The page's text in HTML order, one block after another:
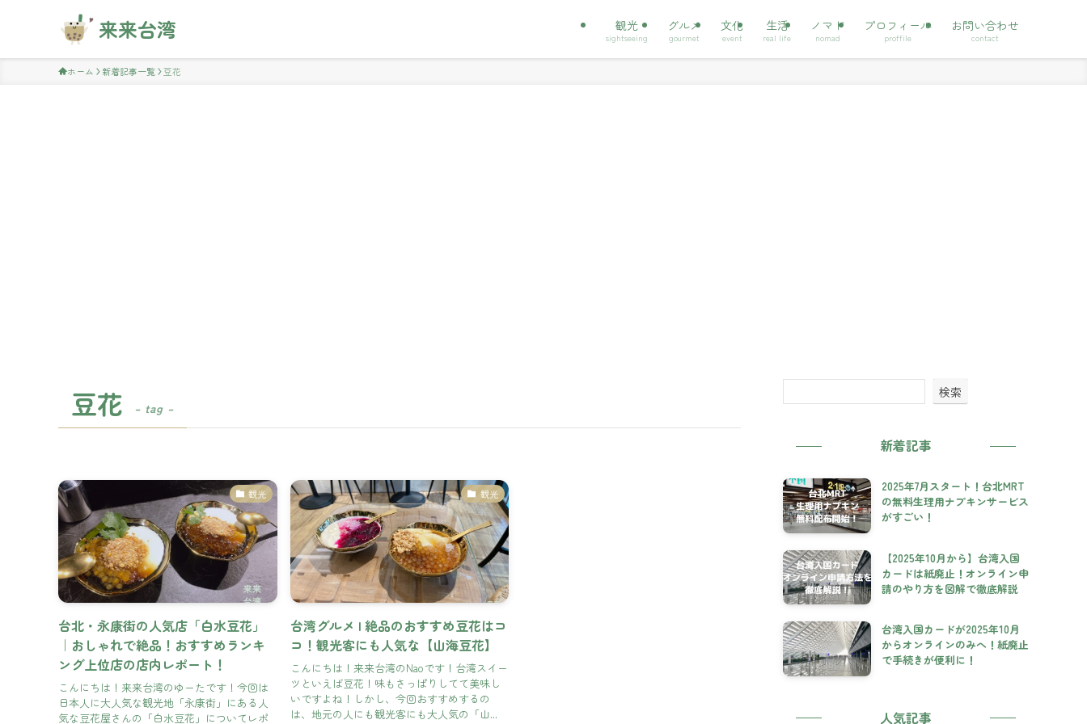
来来台湾 観光
sightseeing
グルメ
gourmet
文化
event
生活
real life
ノマド
nomad
プロフィール
proffile
お問い合わせ
contact
ホーム 新着記事一覧 豆花
豆花 – tag –
観光
台北・永康街の人気店「白水豆花」
｜おしゃれで絶品！おすすめランキ
ング上位店の店内レポート！
こんにちは！来来台湾のゆーたです！今回は
日本人に大人気な観光地「永康街」にある人
気な豆花屋さんの「白水豆花」についてレポ
観光
台湾グルメ | 絶品のおすすめ豆花はコ
コ！観光客にも人気な【山海豆花】
こんにちは！来来台湾のNaoです！台湾スイー
ツといえば豆花！味もさっぱりしてて美味し
いですよね！しかし、今回おすすめするの
は、地元の人にも観光客にも大人気の「山...
検索
新着記事
2025年7月スタート！台北MRT
の無料生理用ナプキンサービス
がすごい！
【2025年10月から】台湾入国
カードは紙廃止！オンライン申
請のやり方を図解で徹底解説
台湾入国カードが2025年10月
からオンラインのみへ！紙廃止
で手続きが便利に！
人気記事